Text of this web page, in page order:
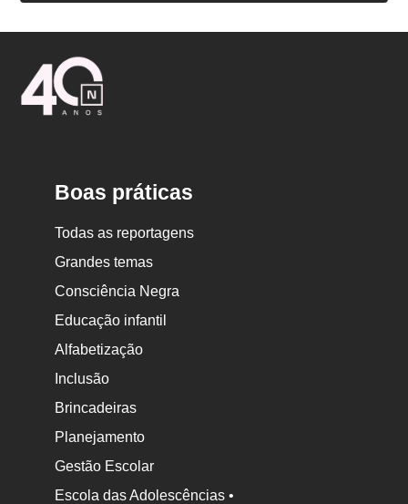
Boas práticas
Todas as reportagens
Grandes temas
Consciência Negra
Educação infantil
Alfabetização
Inclusão
Brincadeiras
Planejamento
Gestão Escolar
Escola das Adolescências •